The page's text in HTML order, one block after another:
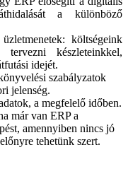
a különböző
költségeink
készleteinkkel,
idejét.
szabályzatok
jelenség.
a megfelelő időben.
már van ERP a
amennyiben nincs jó
tehetünk szert.